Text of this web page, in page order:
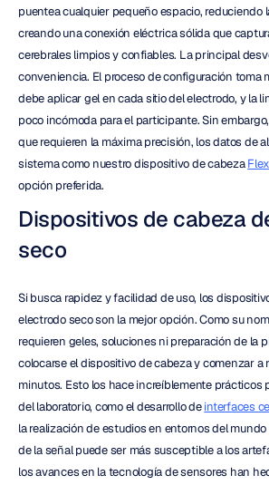
puentea cualquier pequeño espacio, reduciendo
creando una conexión eléctrica sólida que
cerebrales limpios y confiables. La principal
conveniencia. El proceso de configuración toma
debe aplicar gel en cada sitio del electrodo, y la
poco incómoda para el participante. Sin
que requieren la máxima precisión, los datos de
sistema como nuestro dispositivo de cabeza
opción preferida.
Dispositivos de cabeza
seco
Si busca rapidez y facilidad de uso, los
electrodo seco son la mejor opción. Como su
requieren geles, soluciones ni preparación de la
colocarse el dispositivo de cabeza y comenzar a
minutos. Esto los hace increíblemente prácticos
del laboratorio, como el desarrollo de interfaces
la realización de estudios en entornos del
de la señal puede ser más susceptible a los
los avances en la tecnología de sensores han